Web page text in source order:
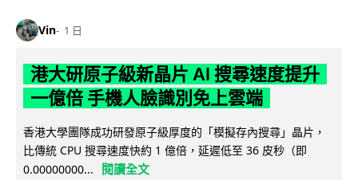
Vin 1 日
港大研原子級新晶片 AI 搜尋速度提升
一億倍 手機人臉識別免上雲端
香港大學團隊成功研發原子級厚度的「模擬存內搜尋」晶片，
比傳統 CPU 搜尋速度快約 1 億倍，延遲低至 36 皮秒（即
0.00000000...
閱讀全文